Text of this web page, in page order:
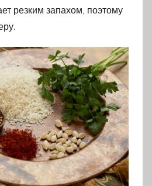
резким запахом, поэтому